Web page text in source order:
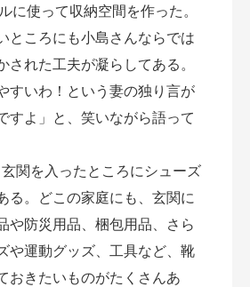
に使って収納空間を作った。
ところにも小島さんならでは
された工夫が凝らしてある。
すいわ！という妻の独り言が
すよ」と、笑いながら語って
関を入ったところにシューズ
る。どこの家庭にも、玄関に
や防災用品、梱包用品、さら
や運動グッズ、工具など、靴
おきたいものがたくさんあ